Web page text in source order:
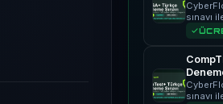
sınavı
sınavı